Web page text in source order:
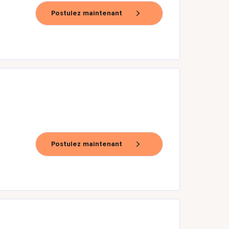
Postulez maintenant
Postulez maintenant